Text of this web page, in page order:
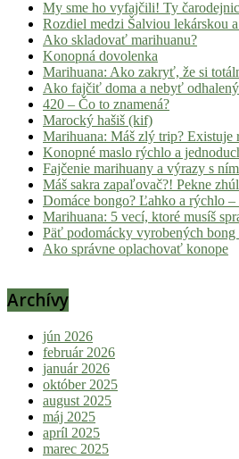
My sme ho vyfajčili! Ty
Rozdiel medzi Šalviou lekárskou
Ako skladovať marihuanu?
Konopná dovolenka
Marihuana: Ako zakryť, že si
Ako fajčiť doma a nebyť
420 – Čo to znamená?
Marocký hašiš (kif)
Marihuana: Máš zlý trip? Existuje
Konopné maslo rýchlo a
Fajčenie marihuany a výrazy s
Máš sakra zapaľovač?! Pekne
Domáce bongo? Ľahko a rýchlo
Marihuana: 5 vecí, ktoré musíš
Päť podomácky vyrobených bong
Ako správne oplachovať konope
Archívy
jún 2026
február 2026
január 2026
október 2025
august 2025
máj 2025
apríl 2025
marec 2025